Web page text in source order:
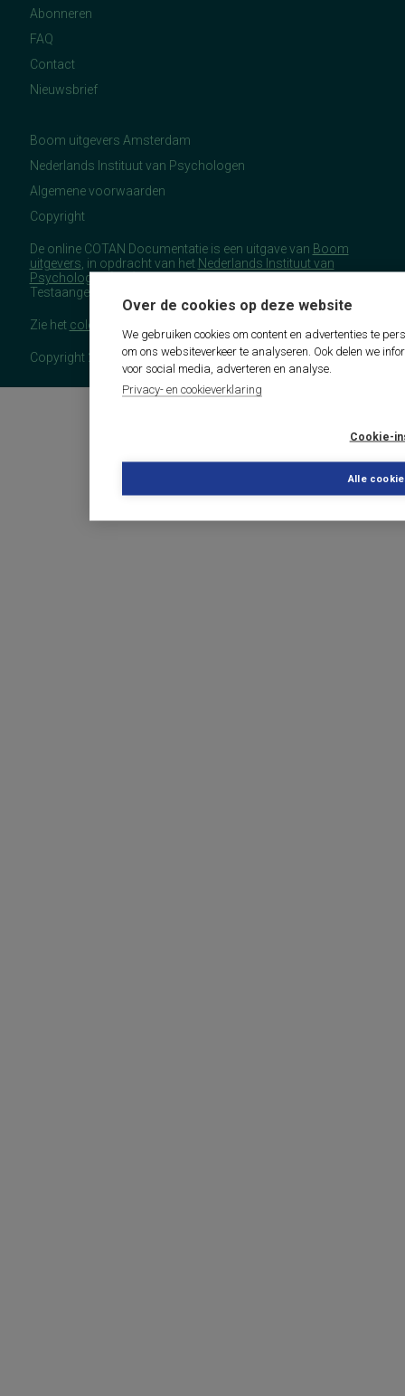
Over de cookies op deze website
We gebruiken cookies om content en advertenties te
om ons websiteverkeer te analyseren. Ook delen we
voor social media, adverteren en analyse.
Privacy- en cookieverklaring
Cookie-
Alle
Abonneren
FAQ
Contact
Nieuwsbrief
Boom uitgevers Amsterdam
Nederlands Instituut van Psychologen
Algemene voorwaarden
Copyright
De online COTAN Documentatie is een uitgave van Boom
uitgevers , in opdracht van het Nederlands Instituut van
Psychologen(NIP), namens de Commissie
Testaangelegenheden Nederland (COTAN).
Zie het colofon
Copyright 2026 - COTAN Documentatie